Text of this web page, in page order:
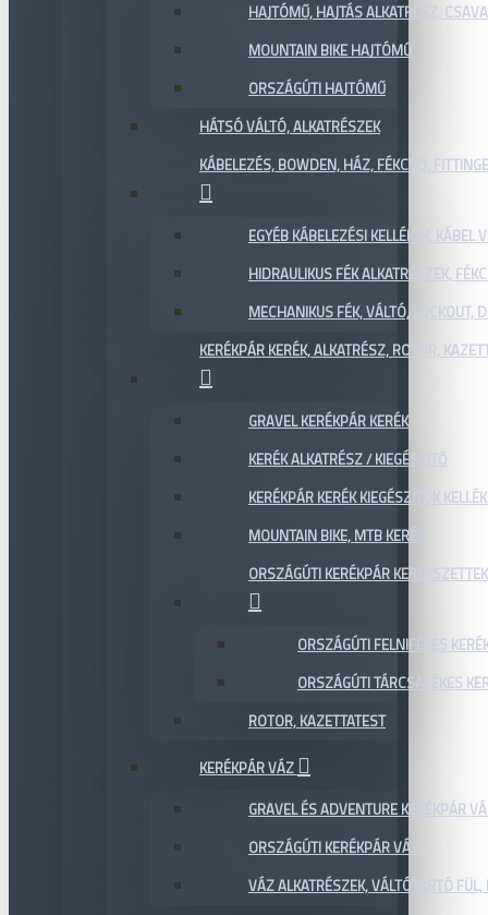
HAJTÓMŰ, HAJTÁS ALKATRÉSZ,
MOUNTAIN BIKE HAJTÓMŰ
ORSZÁGÚTI HAJTÓMŰ
HÁTSÓ VÁLTÓ, ALKATRÉSZEK
KÁBELEZÉS, BOWDEN, HÁZ, FÉKCSŐ,
EGYÉB KÁBELEZÉSI KELLÉKEK,
HIDRAULIKUS FÉK ALKATRÉSZEK,
MECHANIKUS FÉK, VÁLTÓ, LOCKOUT,
KERÉKPÁR KERÉK, ALKATRÉSZ, ROTOR,
GRAVEL KERÉKPÁR KERÉK
KERÉK ALKATRÉSZ / KIEGÉSZÍTŐ
KERÉKPÁR KERÉK KIEGÉSZÍTŐK
MOUNTAIN BIKE, MTB KERÉK
ORSZÁGÚTI KERÉKPÁR KERÉKSZETTEK
ORSZÁGÚTI FELNIFÉKES
ORSZÁGÚTI TÁRCSAFÉKES
ROTOR, KAZETTATEST
KERÉKPÁR VÁZ
GRAVEL ÉS ADVENTURE KERÉKPÁR
ORSZÁGÚTI KERÉKPÁR VÁZ
VÁZ ALKATRÉSZEK, VÁLTÓTARTÓ FÜL,